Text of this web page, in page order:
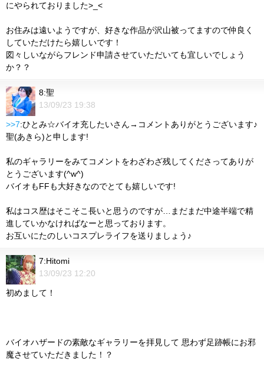
にやられておりました>_<
お住みは遠いようですが、好きな作品が沢山被ってますので仲良く
していただけたら嬉しいです！
図々しいながらフレンド申請させていただいても宜しいでしょう
か？？
8:聖
13/09/23 19:38
>>7:ひとみ☆バイオ充したいさん→コメントありがとうございます♪
聖(あきら)と申します!
私のギャラリーをみてコメントをわざわざ残してくださってありが
とうございます(^w^)
バイオもFFも大好きなのでとても嬉しいです!
私はコス歴はそこそこ長いと思うのですが…まだまだ中途半端で精
進していかなければなーと思っております。
お互いにたのしいコスプレライフを送りましょう♪
7:Hitomi
13/09/23 12:20
初めまして！
バイオハザードの素敵なギャラリーを拝見して 思わず足跡帳にお邪
魔させていただきました！？